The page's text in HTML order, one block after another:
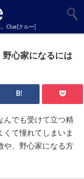
Clue[クルー]
心家になるには
B!
んでも受けて立つ精
て憧れてしまいま
や、野心家になる方